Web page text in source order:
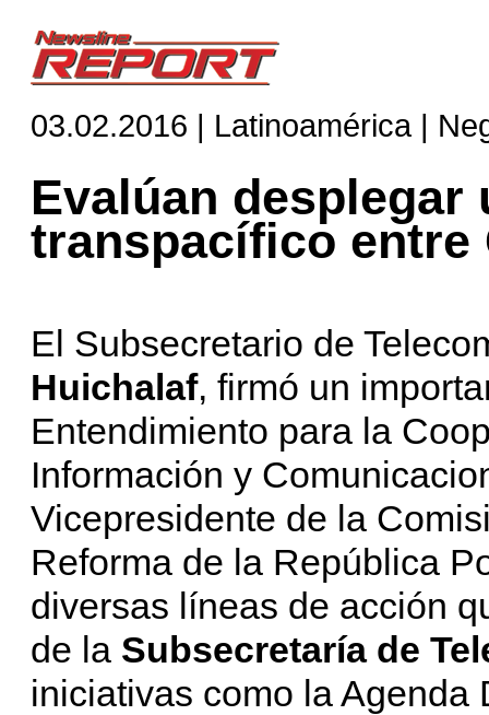
03.02.2016 | Latinoamérica |
Evalúan
transpacífico entre
El Subsecretario de
Huichalaf, firmó un
Entendimiento para la
Información y
Vicepresidente de la
Reforma de la República
diversas líneas de acción
de la Subsecretaría de
iniciativas como la Agenda